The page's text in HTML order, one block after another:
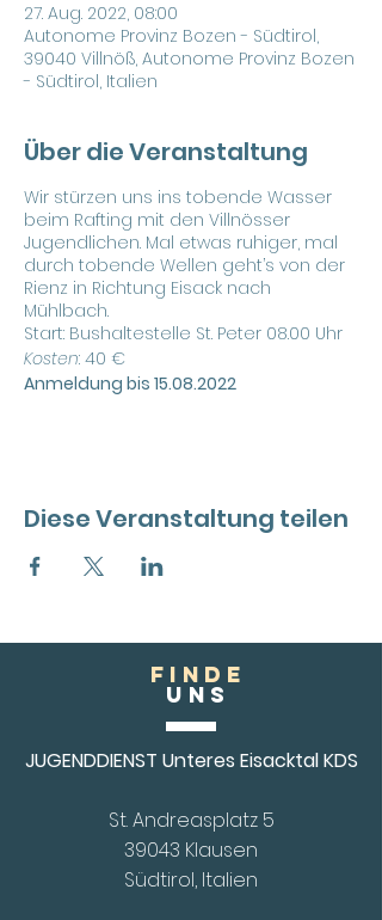
27. Aug. 2022, 08:00
Autonome Provinz Bozen - Südtirol,
39040 Villnöß, Autonome Provinz Bozen
- Südtirol, Italien
Über die Veranstaltung
Wir stürzen uns ins tobende Wasser
beim Rafting mit den Villnösser
Jugendlichen. Mal etwas ruhiger, mal
durch tobende Wellen geht’s von der
Rienz in Richtung Eisack nach
Mühlbach.
Start: Bushaltestelle St. Peter 08.00 Uhr
Kosten: 40 €
Anmeldung bis 15.08.2022
Diese Veranstaltung teilen
FINDE
Uns
JUGENDDIENST Unteres Eisacktal KDS
St. Andreasplatz 5
39043 Klausen
Südtirol, Italien